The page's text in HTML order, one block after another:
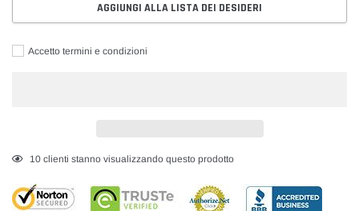
AGGIUNGI ALLA LISTA DEI DESIDERI
Accetto termini e condizioni
Inserimento
prodotto
35 clienti stanno visualizzando questo prodotto